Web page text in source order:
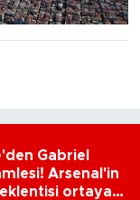
Gabriel
Arsenal'in
ortaya